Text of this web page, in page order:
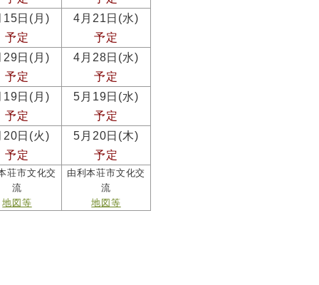
15日(月)
予定
4月21日(水)
予定
29日(月)
予定
4月28日(水)
予定
19日(月)
予定
5月19日(水)
予定
20日(火)
予定
5月20日(木)
予定
荘市文化交
流
地図等
由利本荘市文化交
流
地図等